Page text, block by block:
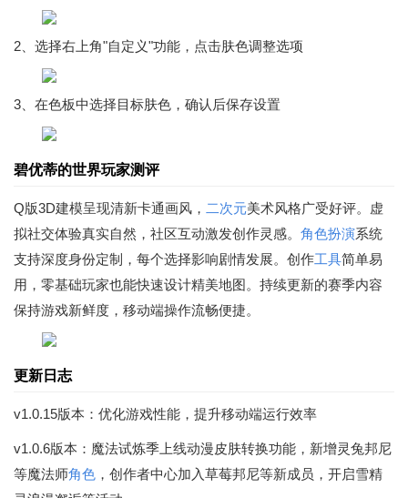
2、选择右上角"自定义"功能，点击肤色调整选项
3、在色板中选择目标肤色，确认后保存设置
碧优蒂的世界玩家测评
Q版3D建模呈现清新卡通画风， 二次元美术风格广受好评。虚
拟社交体验真实自然，社区互动激发创作灵感。 角色扮演系统
支持深度身份定制，每个选择影响剧情发展。创作工具简单易
用，零基础玩家也能快速设计精美地图。持续更新的赛季内容
保持游戏新鲜度，移动端操作流畅便捷。
更新日志
v1.0.15版本：优化游戏性能，提升移动端运行效率
v1.0.6版本：魔法试炼季上线动漫皮肤转换功能，新增灵兔邦尼
等魔法师角色 ，创作者中心加入草莓邦尼等新成员，开启雪精